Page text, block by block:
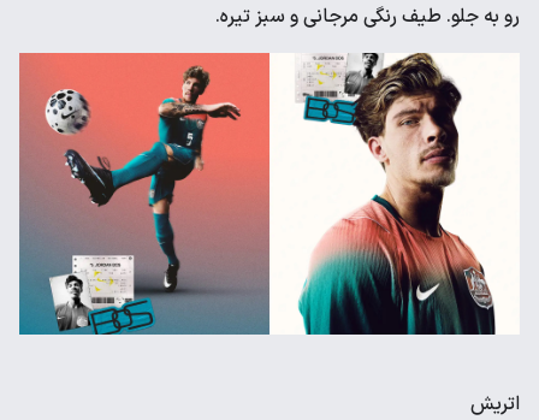
رو به جلو. طیف رنگی مرجانی و سبز تیره.
اتریش